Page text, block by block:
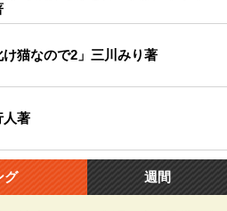
け猫なので2」三川みり著
人著
グ 週間